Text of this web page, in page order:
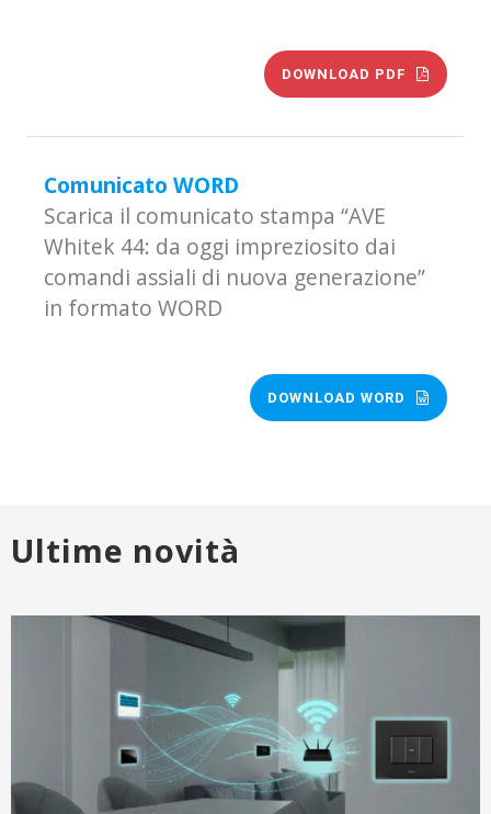
DOWNLOAD PDF
Comunicato WORD
Scarica il comunicato stampa “AVE
Whitek 44: da oggi impreziosito dai
comandi assiali di nuova generazione”
in formato WORD
DOWNLOAD WORD
Ultime novità